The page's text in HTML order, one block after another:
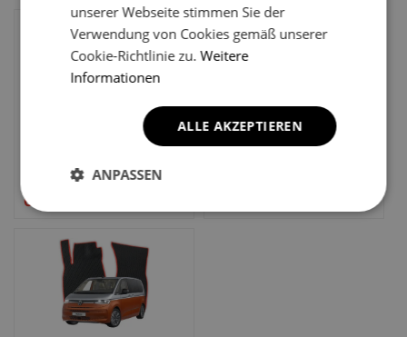
Volkswagen Multivan L2
7-Sitzer (mit Tisch) T7 7
(2021-2026)
69.67
Volkswagen Multivan L1
7-Sitzer (ohne Tisch) T7
unserer Webseite stimmen Sie der
Verwendung von Cookies gemäß unserer
Cookie-Richtlinie zu.Weitere
Informationen
ALLE AKZEPTIEREN
ANPASSEN